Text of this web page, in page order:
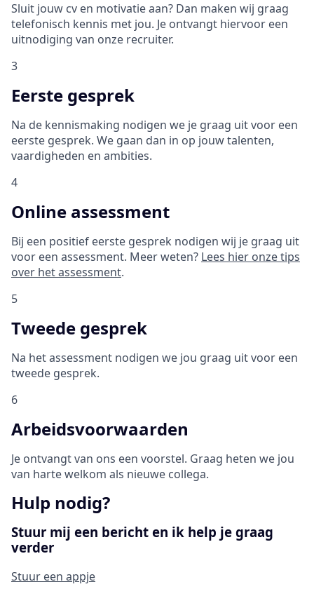
Sluit jouw cv en motivatie aan? Dan maken wij graag
telefonisch kennis met jou. Je ontvangt hiervoor een
uitnodiging van onze recruiter.
3
Eerste gesprek
Na de kennismaking nodigen we je graag uit voor een
eerste gesprek. We gaan dan in op jouw talenten,
vaardigheden en ambities.
4
Online assessment
Bij een positief eerste gesprek nodigen wij je graag uit
voor een assessment. Meer weten? Lees hier onze tips
over het assessment.
5
Tweede gesprek
Na het assessment nodigen we jou graag uit voor een
tweede gesprek.
6
Arbeidsvoorwaarden
Je ontvangt van ons een voorstel. Graag heten we jou
van harte welkom als nieuwe collega.
Hulp nodig?
Stuur mij een bericht en ik help je graag
verder
Stuur een appje